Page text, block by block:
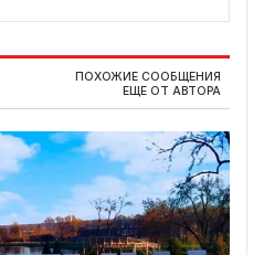
ПОХОЖИЕ СООБЩЕНИЯ
ЕЩЕ ОТ АВТОРА